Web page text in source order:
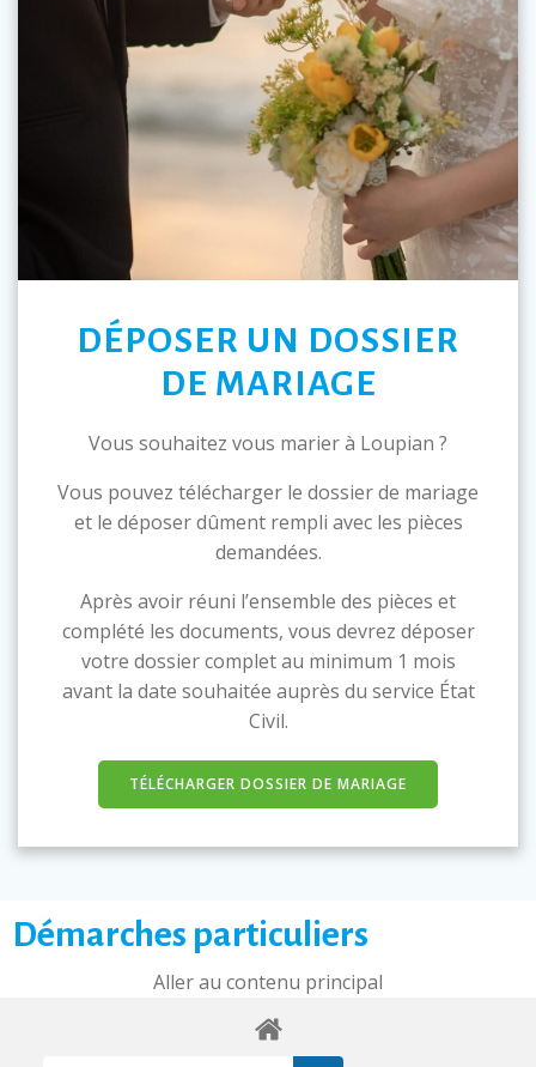
DÉPOSER UN DOSSIER
DE MARIAGE
Vous souhaitez vous marier à Loupian ?
Vous pouvez télécharger le dossier de mariage
et le déposer dûment rempli avec les pièces
demandées.
Après avoir réuni l’ensemble des pièces et
complété les documents, vous devrez déposer
votre dossier complet au minimum 1 mois
avant la date souhaitée auprès du service État
Civil.
TÉLÉCHARGER DOSSIER DE MARIAGE
Démarches particuliers
Aller au contenu principal